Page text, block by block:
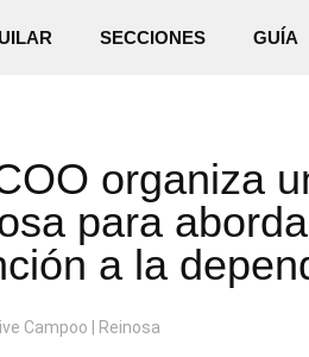
SECCIONES GUÍA
organiza
para
a la
Campoo | Reinosa